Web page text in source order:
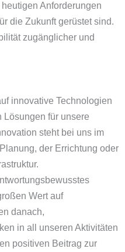
Anforderungen
die Zukunft gerüstet sind.
zugänglicher und
innovative Technologien
Lösungen für unsere
steht bei uns im
der Errichtung oder
Wert auf
danach,
in all unseren Aktivitäten
positiven Beitrag zur